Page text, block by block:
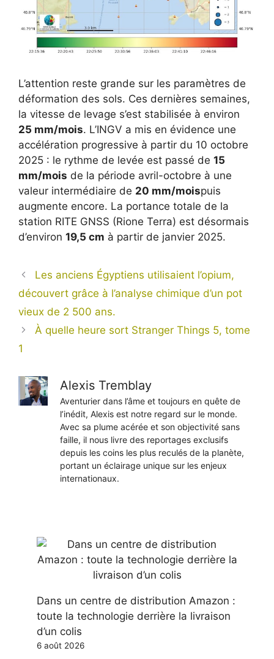
L’attention reste grande sur les paramètres de
déformation des sols. Ces dernières semaines,
la vitesse de levage s’est stabilisée à environ
25 mm/mois. L’INGV a mis en évidence une
accélération progressive à partir du 10 octobre
2025 : le rythme de levée est passé de 15
mm/mois de la période avril-octobre à une
valeur intermédiaire de 20 mm/moispuis
augmente encore. La portance totale de la
station RITE GNSS (Rione Terra) est désormais
d’environ 19,5 cm à partir de janvier 2025.
Les anciens Égyptiens utilisaient l’opium,
découvert grâce à l’analyse chimique d’un pot
vieux de 2 500 ans.
À quelle heure sort Stranger Things 5, tome
1
Alexis Tremblay
Aventurier dans l’âme et toujours en quête de
l’inédit, Alexis est notre regard sur le monde.
Avec sa plume acérée et son objectivité sans
faille, il nous livre des reportages exclusifs
depuis les coins les plus reculés de la planète,
portant un éclairage unique sur les enjeux
internationaux.
Dans un centre de distribution Amazon :
toute la technologie derrière la livraison
d’un colis
6 août 2026